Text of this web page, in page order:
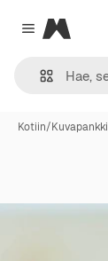
Close menu
Magnific
Kotiin/Kuvapankki